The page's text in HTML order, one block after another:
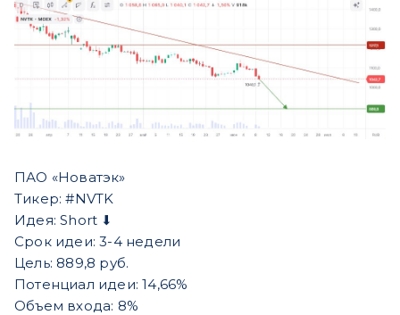
ПАО «Новатэк»
Тикер: #NVTK
Идея: Short ⬇
Срок идеи: 3-4 недели
Цель: 889,8 руб.
Потенциал идеи: 14,66%
Объем входа: 8%